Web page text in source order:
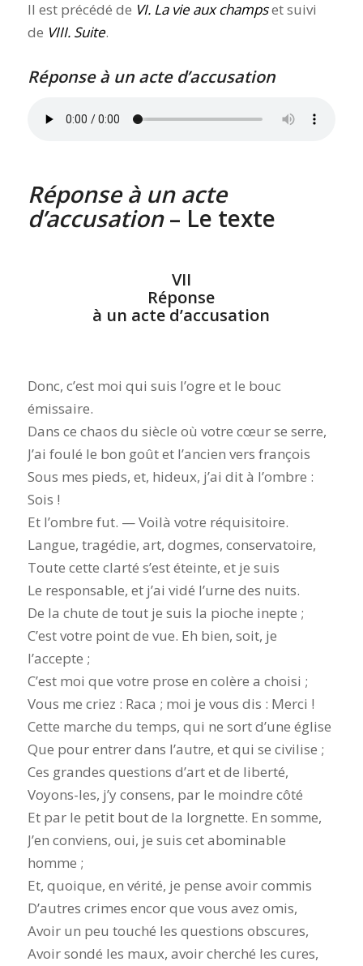
Il est précédé de VI. La vie aux champset suivi
de VIII. Suite.
Réponse à un acte d’accusation
Réponse à un acte
d’accusation– Le texte
VII
Réponse
à un acte d’accusation
Donc, c’est moi qui suis l’ogre et le bouc
émissaire.
Dans ce chaos du siècle où votre cœur se serre,
J’ai foulé le bon goût et l’ancien vers françois
Sous mes pieds, et, hideux, j’ai dit à l’ombre :
Sois !
Et l’ombre fut. — Voilà votre réquisitoire.
Langue, tragédie, art, dogmes, conservatoire,
Toute cette clarté s’est éteinte, et je suis
Le responsable, et j’ai vidé l’urne des nuits.
De la chute de tout je suis la pioche inepte ;
C’est votre point de vue. Eh bien, soit, je
l’accepte ;
C’est moi que votre prose en colère a choisi ;
Vous me criez : Raca ; moi je vous dis : Merci !
Cette marche du temps, qui ne sort d’une église
Que pour entrer dans l’autre, et qui se civilise ;
Ces grandes questions d’art et de liberté,
Voyons-les, j’y consens, par le moindre côté
Et par le petit bout de la lorgnette. En somme,
J’en conviens, oui, je suis cet abominable
homme ;
Et, quoique, en vérité, je pense avoir commis
D’autres crimes encor que vous avez omis,
Avoir un peu touché les questions obscures,
Avoir sondé les maux, avoir cherché les cures,